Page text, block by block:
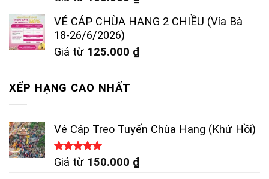
5 sao
VÉ CÁP CHÙA HANG 2 CHIỀU (Vía Bà
18-26/6/2026)
Giá từ 125.000 ₫
XẾP HẠNG CAO NHẤT
Vé Cáp Treo Tuyến Chùa Hang (Khứ Hồi)
Được xếp
Giá từ 150.000 ₫